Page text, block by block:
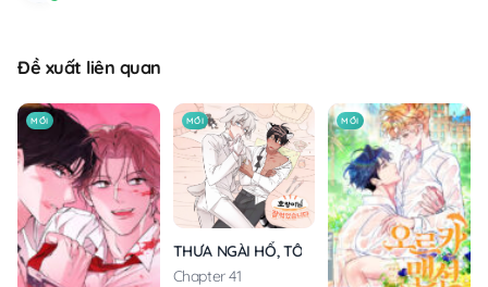
Đề xuất liên quan
MỚI MỚI
THƯA NGÀI HỔ, TÔI ĐÃ ĂN RẤT NGON MIỆNG
Chapter 41
MỚI